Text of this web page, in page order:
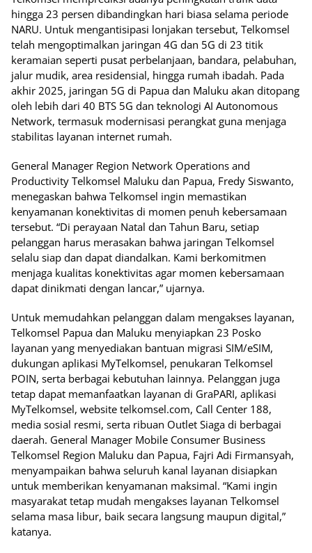
hingga 23 persen dibandingkan hari biasa selama periode
NARU. Untuk mengantisipasi lonjakan tersebut, Telkomsel
telah mengoptimalkan jaringan 4G dan 5G di 23 titik
keramaian seperti pusat perbelanjaan, bandara, pelabuhan,
jalur mudik, area residensial, hingga rumah ibadah. Pada
akhir 2025, jaringan 5G di Papua dan Maluku akan ditopang
oleh lebih dari 40 BTS 5G dan teknologi AI Autonomous
Network, termasuk modernisasi perangkat guna menjaga
stabilitas layanan internet rumah.
General Manager Region Network Operations and
Productivity Telkomsel Maluku dan Papua, Fredy Siswanto,
menegaskan bahwa Telkomsel ingin memastikan
kenyamanan konektivitas di momen penuh kebersamaan
tersebut. “Di perayaan Natal dan Tahun Baru, setiap
pelanggan harus merasakan bahwa jaringan Telkomsel
selalu siap dan dapat diandalkan. Kami berkomitmen
menjaga kualitas konektivitas agar momen kebersamaan
dapat dinikmati dengan lancar,” ujarnya.
Untuk memudahkan pelanggan dalam mengakses layanan,
Telkomsel Papua dan Maluku menyiapkan 23 Posko
layanan yang menyediakan bantuan migrasi SIM/eSIM,
dukungan aplikasi MyTelkomsel, penukaran Telkomsel
POIN, serta berbagai kebutuhan lainnya. Pelanggan juga
tetap dapat memanfaatkan layanan di GraPARI, aplikasi
MyTelkomsel, website telkomsel.com, Call Center 188,
media sosial resmi, serta ribuan Outlet Siaga di berbagai
daerah. General Manager Mobile Consumer Business
Telkomsel Region Maluku dan Papua, Fajri Adi Firmansyah,
menyampaikan bahwa seluruh kanal layanan disiapkan
untuk memberikan kenyamanan maksimal. “Kami ingin
masyarakat tetap mudah mengakses layanan Telkomsel
selama masa libur, baik secara langsung maupun digital,”
katanya.